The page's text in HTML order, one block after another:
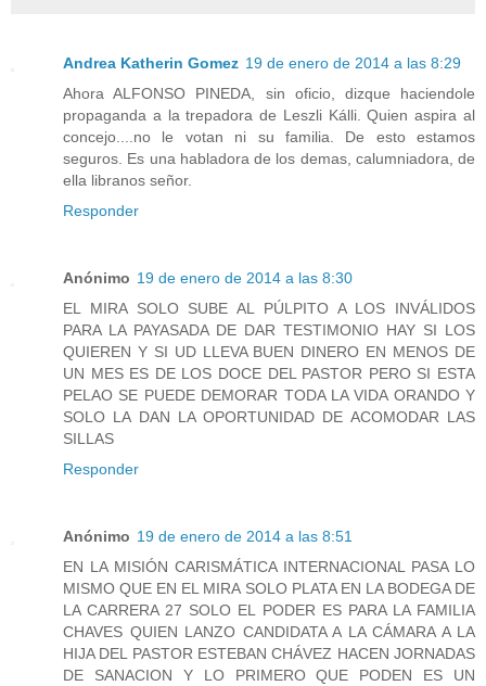
Andrea Katherin Gomez 19 de enero de 2014 a las 8:29
Ahora ALFONSO PINEDA, sin oficio, dizque haciendole
propaganda a la trepadora de Leszli Kálli. Quien aspira al
concejo....no le votan ni su familia. De esto estamos
seguros. Es una habladora de los demas, calumniadora, de
ella libranos señor.
Responder
Anónimo 19 de enero de 2014 a las 8:30
EL MIRA SOLO SUBE AL PÚLPITO A LOS INVÁLIDOS
PARA LA PAYASADA DE DAR TESTIMONIO HAY SI LOS
QUIEREN Y SI UD LLEVA BUEN DINERO EN MENOS DE
UN MES ES DE LOS DOCE DEL PASTOR PERO SI ESTA
PELAO SE PUEDE DEMORAR TODA LA VIDA ORANDO Y
SOLO LA DAN LA OPORTUNIDAD DE ACOMODAR LAS
SILLAS
Responder
Anónimo 19 de enero de 2014 a las 8:51
EN LA MISIÓN CARISMÁTICA INTERNACIONAL PASA LO
MISMO QUE EN EL MIRA SOLO PLATA EN LA BODEGA DE
LA CARRERA 27 SOLO EL PODER ES PARA LA FAMILIA
CHAVES QUIEN LANZO CANDIDATA A LA CÁMARA A LA
HIJA DEL PASTOR ESTEBAN CHÁVEZ HACEN JORNADAS
DE SANACION Y LO PRIMERO QUE PODEN ES UN